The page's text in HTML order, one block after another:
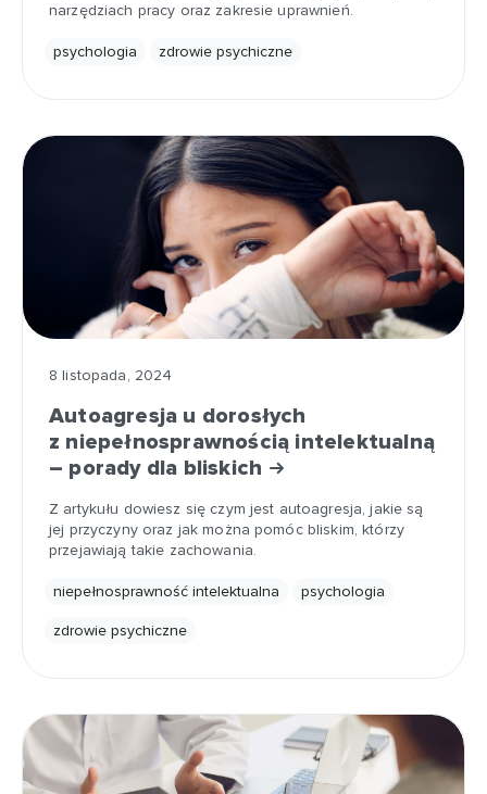
narzędziach pracy oraz zakresie uprawnień.
psychologia zdrowie psychiczne
8 listopada, 2024
Autoagresja u dorosłych
z niepełnosprawnością intelektualną
– porady dla bliskich
Z artykułu dowiesz się czym jest autoagresja, jakie są
jej przyczyny oraz jak można pomóc bliskim, którzy
przejawiają takie zachowania.
niepełnosprawność intelektualna psychologia
zdrowie psychiczne